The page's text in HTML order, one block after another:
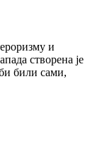
и
створена је
били сами,